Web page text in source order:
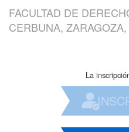
FACULTAD DE
CERBUNA,
La